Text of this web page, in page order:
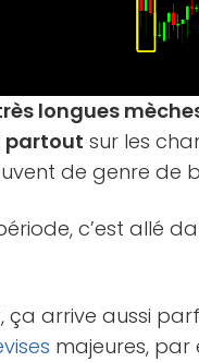
longues
partout sur les
de genre de
c’est allé
ça arrive aussi
majeures, par